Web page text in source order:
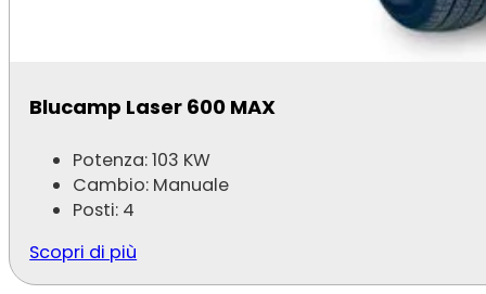
Blucamp Laser 600 MAX
Potenza: 103 KW
Cambio: Manuale
Posti: 4
Scopri di più